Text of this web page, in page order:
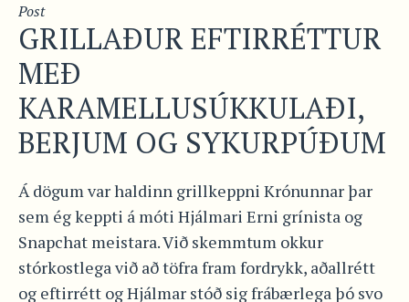
Post
GRILLAÐUR EFTIRRÉTTUR
MEÐ
KARAMELLUSÚKKULAÐI,
BERJUM OG SYKURPÚÐUM
Á dögum var haldinn grillkeppni Krónunnar þar
sem ég keppti á móti Hjálmari Erni grínista og
Snapchat meistara. Við skemmtum okkur
stórkostlega við að töfra fram fordrykk, aðallrétt
og eftirrétt og Hjálmar stóð sig frábærlega þó svo